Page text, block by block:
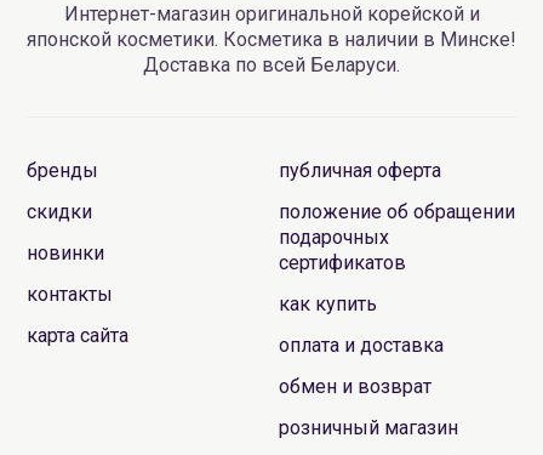
Интернет-магазин оригинальной корейской и
японской косметики. Косметика в наличии в Минске!
Доставка по всей Беларуси.
бренды
скидки
новинки
контакты
карта сайта
публичная оферта
положение об обращении
подарочных
сертификатов
как купить
оплата и доставка
обмен и возврат
розничный магазин